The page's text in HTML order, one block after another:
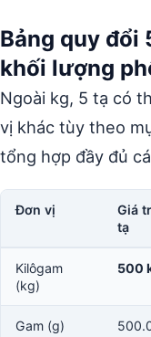
Bảng quy đổi
khối lượng
Ngoài kg, 5 tạ có
vị khác tùy theo
tổng hợp đầy đủ
Đơn vị
Giá
tạ
Kilôgam
(kg)
500
Gam (g)